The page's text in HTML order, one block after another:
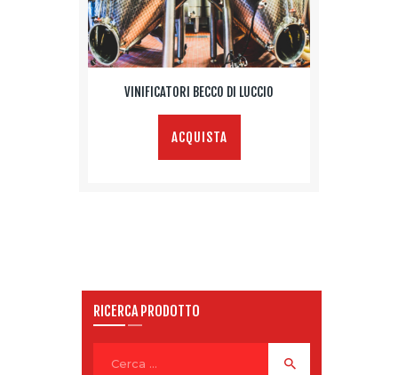
VINIFICATORI BECCO DI LUCCIO
ACQUISTA
RICERCA PRODOTTO